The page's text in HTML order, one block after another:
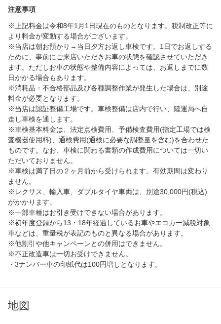
注意事項
※上記料金は令和8年1月1日現在のものとなります。税制改正等に
より料金が変動する場合がございます。
※当店は朝お預かり→当日夕方お返し車検です。1日でお返しする
ために、事前にご来店いただきお車の状態を確認させていただき
ます。ただしお車の状態や整備内容によっては、お返しまでに数
日かかる場合もあります。
※消耗品・不合格部品及び各種調整作業が発生した場合は、別途
料金が必要となります。
※当店は認証整備工場です。車検整備は店内で行い、陸運局へ自
走し車検を通します。
※車検基本料金は、法定点検費用、予備検査費用(指定工場では検
査機器使用料)、通検費用(通検に必要な調整量を含む)を合わせた
ものです。なお、車検に関わる書類の作成費用については一切い
ただいておりません。
※車検は満了日の２ヶ月前から受けられます。有効期間は変わり
ません。
※レクサス、輸入車、ダブルタイヤ車両は、別途30,000円(税込)
がかかります。
※一部車種はお引き受けできない場合があります。
※初年度登録から13・18年経過しているお車やエコカー減税対象
車などは、重量税が表記のものと異なる場合があります。
※他割引や他キャンペーンとの併用はできません。
※不正改造車は一切お受けできません。
・3ナンバー車の印紙代は100円増しとなります。
地図